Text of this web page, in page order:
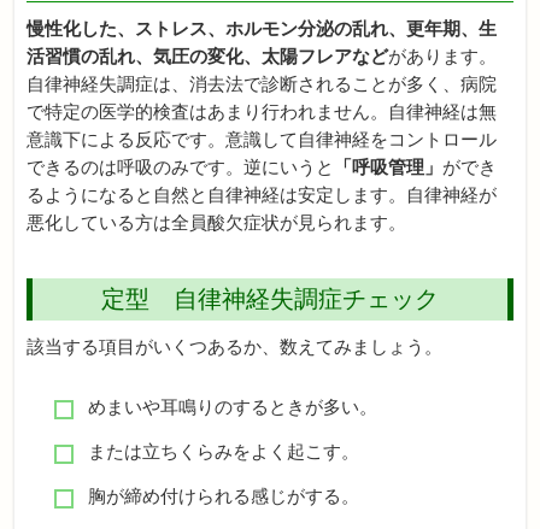
慢性化した、ストレス、ホルモン分泌の乱れ、更年期、生
活習慣の乱れ、気圧の変化、太陽フレアなどがあります。
自律神経失調症は、消去法で診断されることが多く、病院
で特定の医学的検査はあまり行われません。自律神経は無
意識下による反応です。意識して自律神経をコントロール
できるのは呼吸のみです。逆にいうと
「呼吸管理」 ができ
るようになると自然と自律神経は安定します。自律神経が
悪化している方は全員酸欠症状が見られます。
定型 自律神経失調症チェック
該当する項目がいくつあるか、数えてみましょう。
めまいや耳鳴りのするときが多い。
または立ちくらみをよく起こす。
胸が締め付けられる感じがする。